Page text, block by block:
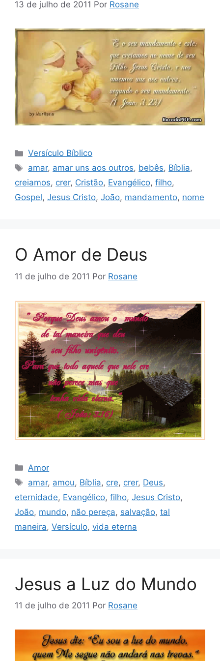
13 de julho de 2011 Por Rosane
Categorias
Versículo Bíblico
Tags
amar, amar uns aos outros, bebês, Bíblia,
creiamos, crer, Cristão, Evangélico, filho,
Gospel, Jesus Cristo, João, mandamento, nome
O Amor de Deus
11 de julho de 2011 Por Rosane
Categorias
Amor
Tags
amar, amou, Bíblia, cre, crer, Deus,
eternidade, Evangélico, filho, Jesus Cristo,
João, mundo, não pereça, salvação, tal
maneira, Versículo, vida eterna
Jesus a Luz do Mundo
11 de julho de 2011 Por Rosane